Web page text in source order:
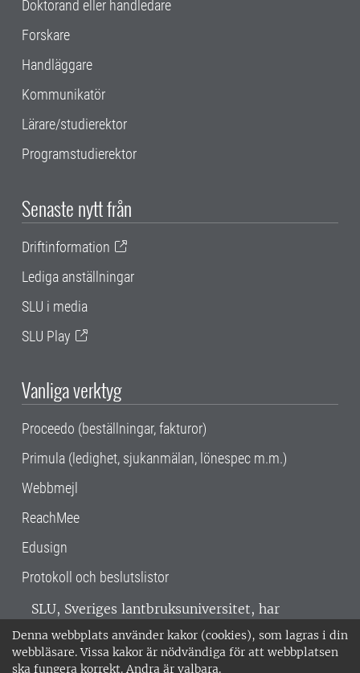
Denna webbplats använder kakor (cookies), som lagras i din
webbläsare. Vissa kakor är nödvändiga för att webbplatsen
ska fungera korrekt. Andra är valbara.
Doktorand eller handledare
Forskare
Handläggare
Kommunikatör
Lärare/studierektor
Programstudierektor
Senaste nytt från
Driftinformation
Lediga anställningar
SLU i media
SLU Play
Vanliga verktyg
Proceedo (beställningar, fakturor)
Primula (ledighet, sjukanmälan, lönespec m.m.)
Webbmejl
ReachMee
Edusign
Protokoll och beslutslistor
SLU, Sveriges lantbruksuniversitet, har
verksamhet över hela Sverige. Huvudorter är
Alnarp, Uppsala och Umeå.SLU är
miljöcertifierat enligt ISO 14001. •